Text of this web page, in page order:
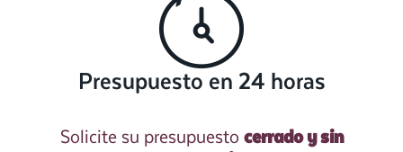
Presupuesto en 24 horas
Solicite su presupuesto cerrado y sin